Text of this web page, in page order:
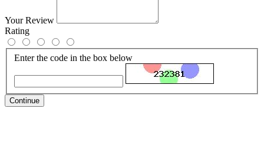
Your Review
Rating
Enter the code in the box below
Continue